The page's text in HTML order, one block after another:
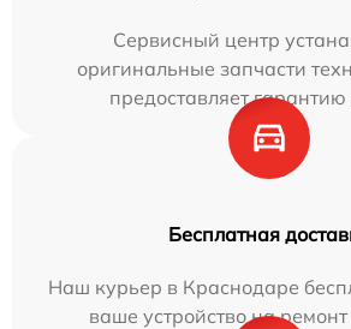
Сервисный центр
оригинальные запчасти
предоставляет гарантию
Бесплатная
Наш курьер в Краснодаре
ваше устройство на